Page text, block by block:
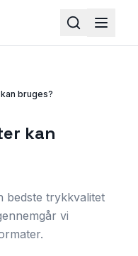
bruges?
kan
bedste trykkvalitet
vi